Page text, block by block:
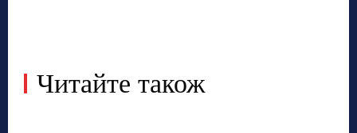
Читайте також